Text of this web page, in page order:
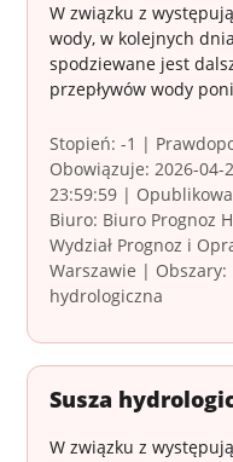
W związku z
wody, w kolejnych
spodziewane jest
przepływów wody
Stopień: -1 |
Obowiązuje: 2026-04-
23:59:59 |
Biuro: Biuro Prognoz
Wydział Prognoz i
Warszawie | Obszary:
hydrologiczna
Susza
W związku z